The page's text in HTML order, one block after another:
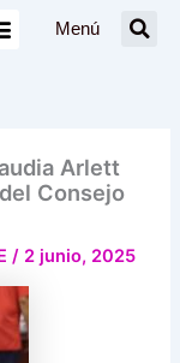
Menú
Arlett
Consejo
/ 2 junio, 2025